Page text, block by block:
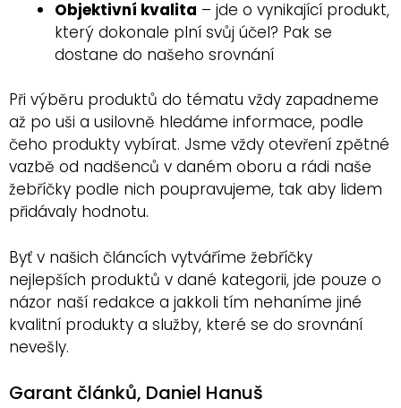
Objektivní kvalita – jde o vynikající produkt,
který dokonale plní svůj účel? Pak se
dostane do našeho srovnání
Při výběru produktů do tématu vždy zapadneme
až po uši a usilovně hledáme informace, podle
čeho produkty vybírat. Jsme vždy otevření zpětné
vazbě od nadšenců v daném oboru a rádi naše
žebříčky podle nich poupravujeme, tak aby lidem
přidávaly hodnotu.
Byť v našich článcích vytváříme žebříčky
nejlepších produktů v dané kategorii, jde pouze o
názor naší redakce a jakkoli tím nehaníme jiné
kvalitní produkty a služby, které se do srovnání
nevešly.
Garant článků, Daniel Hanuš